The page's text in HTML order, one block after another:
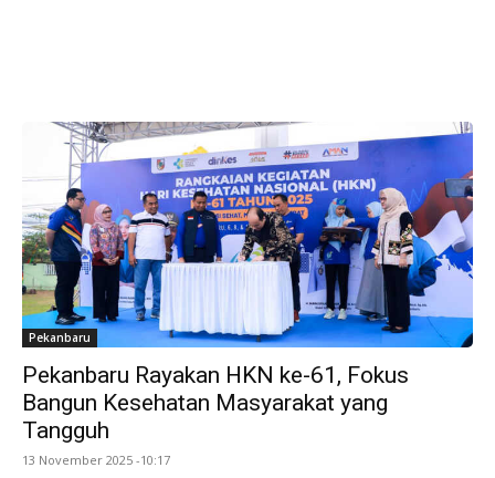
Pekanbaru
Pekanbaru Rayakan HKN ke-61, Fokus
Bangun Kesehatan Masyarakat yang
Tangguh
13 November 2025 -10:17